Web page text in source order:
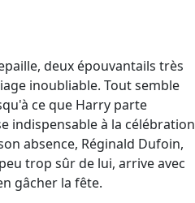
deux épouvantails très
inoubliable. Tout semble
ce que Harry parte
indispensable à la célébration
absence, Réginald Dufoin,
trop sûr de lui, arrive avec
gâcher la fête.